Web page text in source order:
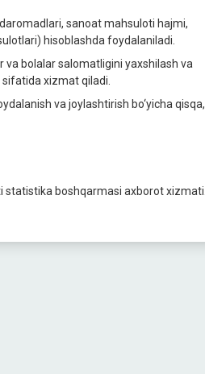
sanoat mahsuloti hajmi,
hisoblashda foydalaniladi.
bolalar salomatligini yaxshilash va
xizmat qiladi.
va joylashtirish bo‘yicha qisqa,
statistika boshqarmasi axborot xizmati.